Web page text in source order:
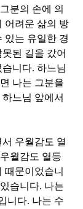
분의 손에 의
어려운 삶의 방
있는 유일한 경
된 길을 갔어
습니다.하느님
나는 그분을
느님 앞에서
우월감도 열
우월감도 열등
때문이었습니
습니다. 나는
니다. 나는 수